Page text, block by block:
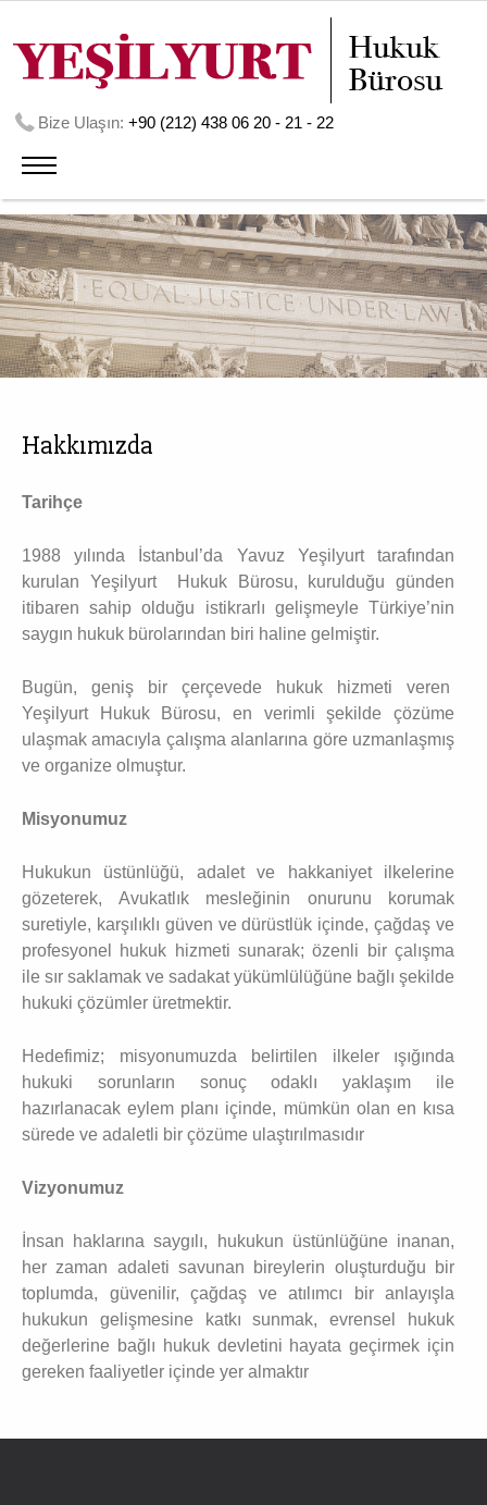
Bize Ulaşın:+90 (212) 438 06 20 - 21 - 22
Hakkımızda
Tarihçe
1988 yılında İstanbul’da Yavuz Yeşilyurt tarafından
kurulan Yeşilyurt Hukuk Bürosu, kurulduğu günden
itibaren sahip olduğu istikrarlı gelişmeyle Türkiye’nin
saygın hukuk bürolarından biri haline gelmiştir.
Bugün, geniş bir çerçevede hukuk hizmeti veren
Yeşilyurt Hukuk Bürosu, en verimli şekilde çözüme
ulaşmak amacıyla çalışma alanlarına göre uzmanlaşmış
ve organize olmuştur.
Misyonumuz
Hukukun üstünlüğü, adalet ve hakkaniyet ilkelerine
gözeterek, Avukatlık mesleğinin onurunu korumak
suretiyle, karşılıklı güven ve dürüstlük içinde, çağdaş ve
profesyonel hukuk hizmeti sunarak; özenli bir çalışma
ile sır saklamak ve sadakat yükümlülüğüne bağlı şekilde
hukuki çözümler üretmektir.
Hedefimiz; misyonumuzda belirtilen ilkeler ışığında
hukuki sorunların sonuç odaklı yaklaşım ile
hazırlanacak eylem planı içinde, mümkün olan en kısa
sürede ve adaletli bir çözüme ulaştırılmasıdır
Vizyonumuz
İnsan haklarına saygılı, hukukun üstünlüğüne inanan,
her zaman adaleti savunan bireylerin oluşturduğu bir
toplumda, güvenilir, çağdaş ve atılımcı bir anlayışla
hukukun gelişmesine katkı sunmak, evrensel hukuk
değerlerine bağlı hukuk devletini hayata geçirmek için
gereken faaliyetler içinde yer almaktır